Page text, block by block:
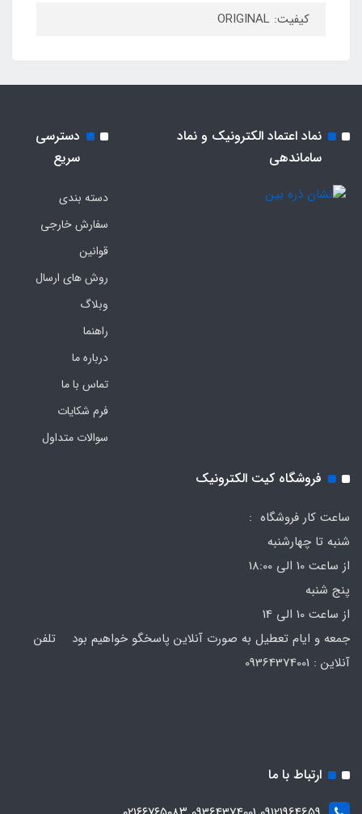
کیفیت: ORIGINAL
نماد اعتماد الکترونیک و نماد
ساماندهی
دسترسی
سریع
دسته بندی
سفارش خارجی
قوانین
روش های ارسال
وبلاگ
راهنما
درباره ما
تماس با ما
فرم‌ شکایات
سوالات متداول
فروشگاه کیت الکترونیک
ساعت کار فروشگاه :
شنبه تا چهارشنبه
از ساعت 10 الی 18:00
پنج شنبه
از ساعت 10 الی 14
جمعه و ایام تعطیل به صورت آنلاین پاسخگو خواهیم بود تلفن
ارتباط با ما